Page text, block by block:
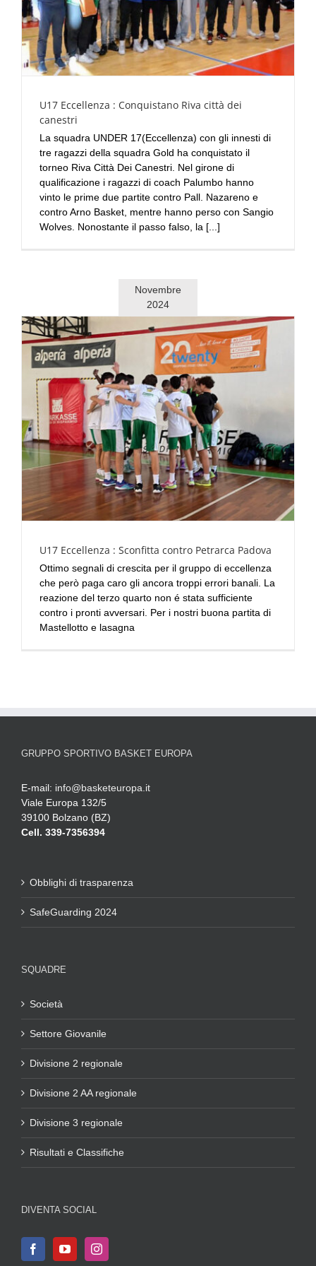
U17 Eccellenza : Conquistano Riva città dei
canestri
La squadra UNDER 17(Eccellenza) con gli innesti di
tre ragazzi della squadra Gold ha conquistato il
torneo Riva Città Dei Canestri. Nel girone di
qualificazione i ragazzi di coach Palumbo hanno
vinto le prime due partite contro Pall. Nazareno e
contro Arno Basket, mentre hanno perso con Sangio
Wolves. Nonostante il passo falso, la [...]
Novembre
2024
U17 Eccellenza : Sconfitta contro Petrarca Padova
Ottimo segnali di crescita per il gruppo di eccellenza
che però paga caro gli ancora troppi errori banali. La
reazione del terzo quarto non é stata sufficiente
contro i pronti avversari. Per i nostri buona partita di
Mastellotto e lasagna
GRUPPO SPORTIVO BASKET EUROPA
E-mail: info@basketeuropa.it
Viale Europa 132/5
39100 Bolzano (BZ)
Cell. 339-7356394
Obblighi di trasparenza
SafeGuarding 2024
SQUADRE
Società
Settore Giovanile
Divisione 2 regionale
Divisione 2 AA regionale
Divisione 3 regionale
Risultati e Classifiche
DIVENTA SOCIAL